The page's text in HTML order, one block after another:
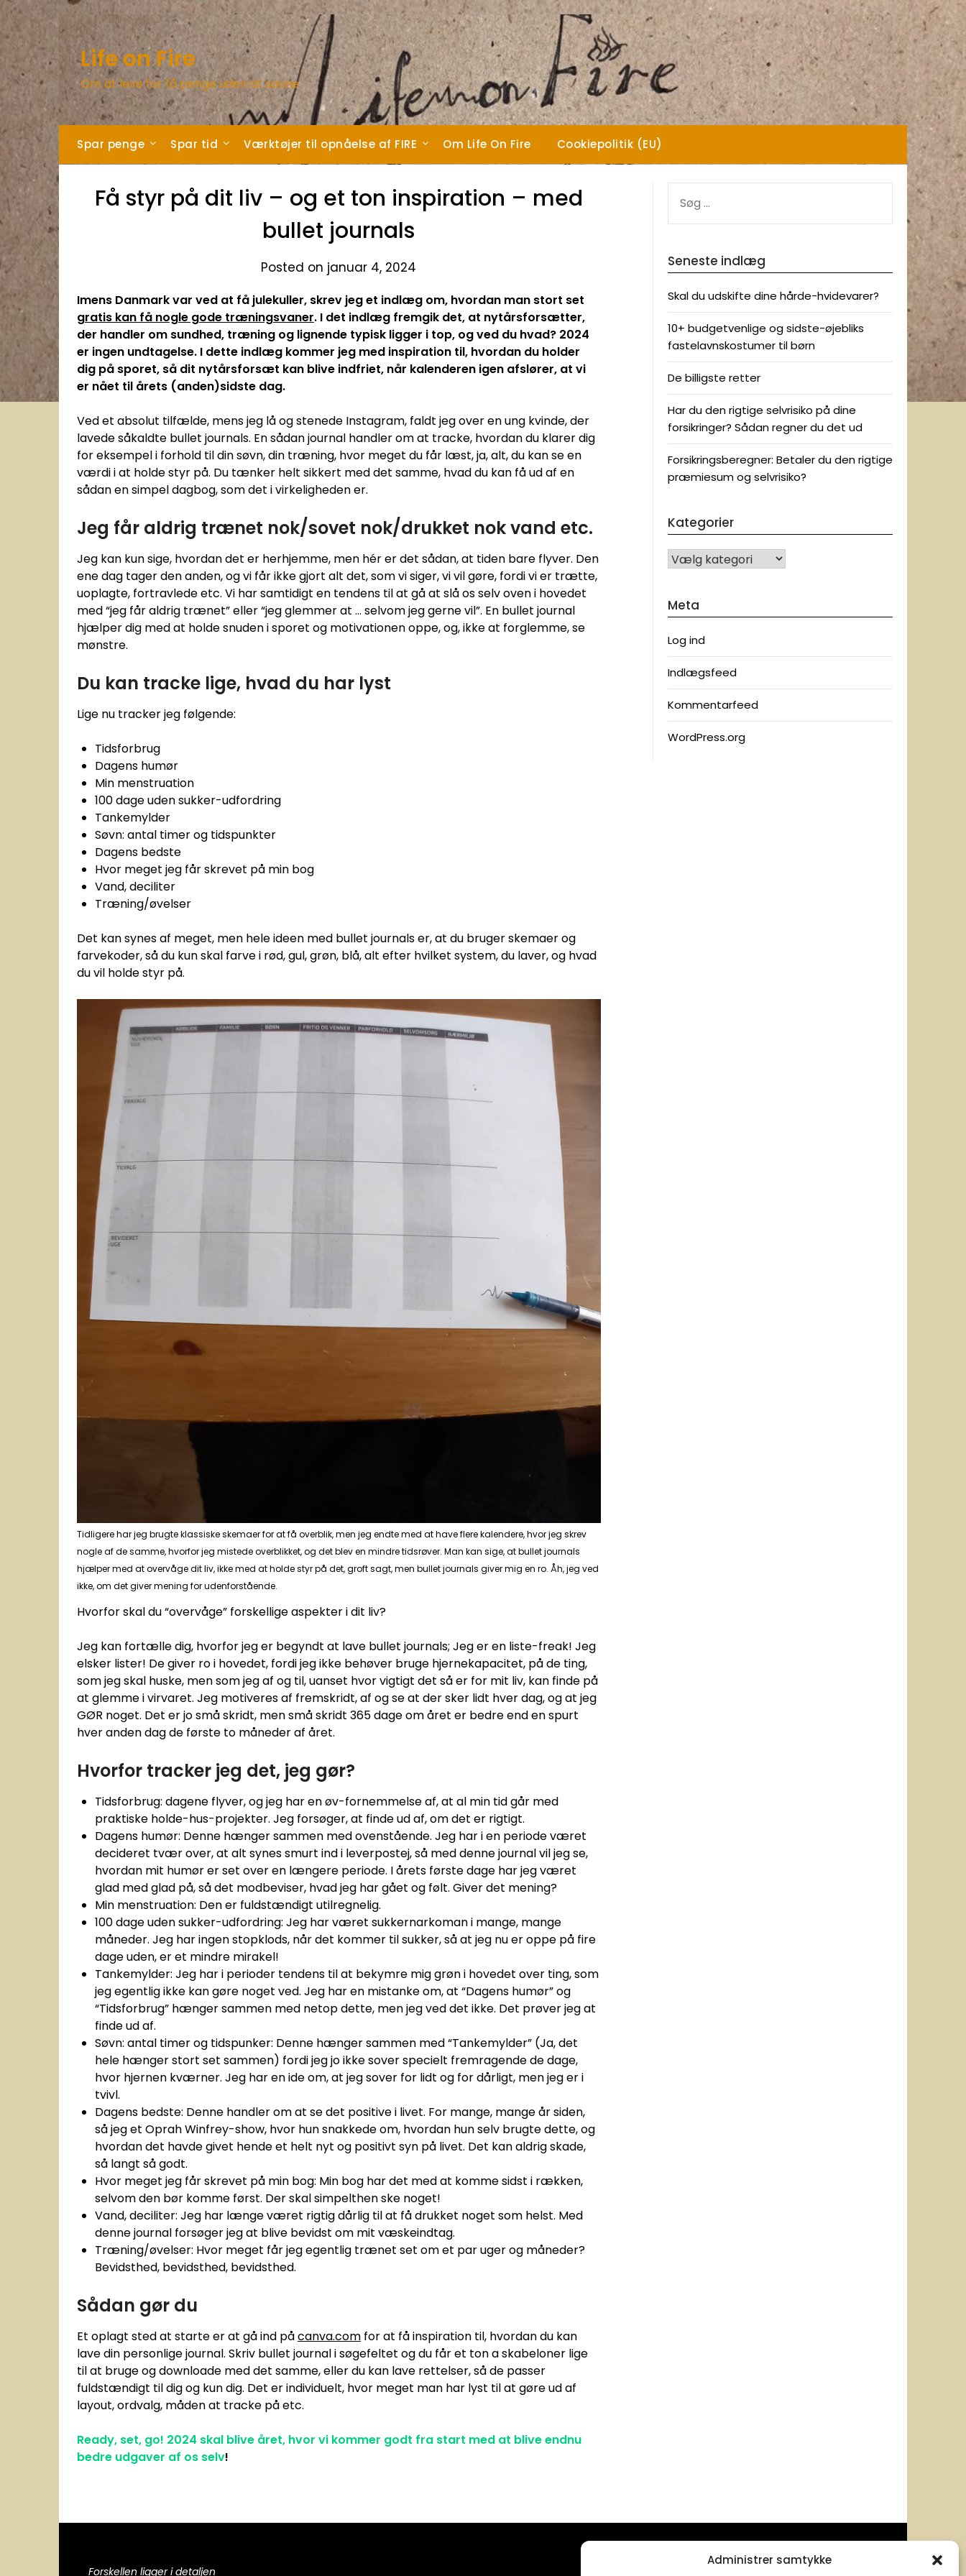
Administrer samtykke
Skip
to
content
Life on Fire
Om at leve for få penge uden at savne
Spar penge Spar tid Værktøjer til opnåelse af FIRE Om Life On Fire Cookiepolitik (EU)
Få styr på dit liv – og et ton inspiration – med
bullet journals
Posted on januar 4, 2024
Imens Danmark var ved at få julekuller, skrev jeg et indlæg om, hvordan man stort set
gratis kan få nogle gode træningsvaner. I det indlæg fremgik det, at nytårsforsætter,
der handler om sundhed, træning og lignende typisk ligger i top, og ved du hvad? 2024
er ingen undtagelse. I dette indlæg kommer jeg med inspiration til, hvordan du holder
dig på sporet, så dit nytårsforsæt kan blive indfriet, når kalenderen igen afslører, at vi
er nået til årets (anden)sidste dag.
Ved et absolut tilfælde, mens jeg lå og stenede Instagram, faldt jeg over en ung kvinde, der
lavede såkaldte bullet journals. En sådan journal handler om at tracke, hvordan du klarer dig
for eksempel i forhold til din søvn, din træning, hvor meget du får læst, ja, alt, du kan se en
værdi i at holde styr på. Du tænker helt sikkert med det samme, hvad du kan få ud af en
sådan en simpel dagbog, som det i virkeligheden er.
Jeg får aldrig trænet nok/sovet nok/drukket nok vand etc.
Jeg kan kun sige, hvordan det er herhjemme, men hér er det sådan, at tiden bare flyver. Den
ene dag tager den anden, og vi får ikke gjort alt det, som vi siger, vi vil gøre, fordi vi er trætte,
uoplagte, fortravlede etc. Vi har samtidigt en tendens til at gå at slå os selv oven i hovedet
med “jeg får aldrig trænet” eller “jeg glemmer at … selvom jeg gerne vil”. En bullet journal
hjælper dig med at holde snuden i sporet og motivationen oppe, og, ikke at forglemme, se
mønstre.
Du kan tracke lige, hvad du har lyst
Lige nu tracker jeg følgende:
Tidsforbrug
Dagens humør
Min menstruation
100 dage uden sukker-udfordring
Tankemylder
Søvn: antal timer og tidspunkter
Dagens bedste
Hvor meget jeg får skrevet på min bog
Vand, deciliter
Træning/øvelser
Det kan synes af meget, men hele ideen med bullet journals er, at du bruger skemaer og
farvekoder, så du kun skal farve i rød, gul, grøn, blå, alt efter hvilket system, du laver, og hvad
du vil holde styr på.
Tidligere har jeg brugte klassiske skemaer for at få overblik, men jeg endte med at have flere kalendere, hvor jeg skrev
nogle af de samme, hvorfor jeg mistede overblikket, og det blev en mindre tidsrøver. Man kan sige, at bullet journals
hjælper med at overvåge dit liv, ikke med at holde styr på det, groft sagt, men bullet journals giver mig en ro. Åh, jeg ved
ikke, om det giver mening for udenforstående.
Hvorfor skal du “overvåge” forskellige aspekter i dit liv?
Jeg kan fortælle dig, hvorfor jeg er begyndt at lave bullet journals; Jeg er en liste-freak! Jeg
elsker lister! De giver ro i hovedet, fordi jeg ikke behøver bruge hjernekapacitet, på de ting,
som jeg skal huske, men som jeg af og til, uanset hvor vigtigt det så er for mit liv, kan finde på
at glemme i virvaret. Jeg motiveres af fremskridt, af og se at der sker lidt hver dag, og at jeg
GØR noget. Det er jo små skridt, men små skridt 365 dage om året er bedre end en spurt
hver anden dag de første to måneder af året.
Hvorfor tracker jeg det, jeg gør?
Tidsforbrug: dagene flyver, og jeg har en øv-fornemmelse af, at al min tid går med
praktiske holde-hus-projekter. Jeg forsøger, at finde ud af, om det er rigtigt.
Dagens humør: Denne hænger sammen med ovenstående. Jeg har i en periode været
decideret tvær over, at alt synes smurt ind i leverpostej, så med denne journal vil jeg se,
hvordan mit humør er set over en længere periode. I årets første dage har jeg været
glad med glad på, så det modbeviser, hvad jeg har gået og følt. Giver det mening?
Min menstruation: Den er fuldstændigt utilregnelig.
100 dage uden sukker-udfordring: Jeg har været sukkernarkoman i mange, mange
måneder. Jeg har ingen stopklods, når det kommer til sukker, så at jeg nu er oppe på fire
dage uden, er et mindre mirakel!
Tankemylder: Jeg har i perioder tendens til at bekymre mig grøn i hovedet over ting, som
jeg egentlig ikke kan gøre noget ved. Jeg har en mistanke om, at “Dagens humør” og
“Tidsforbrug” hænger sammen med netop dette, men jeg ved det ikke. Det prøver jeg at
finde ud af.
Søvn: antal timer og tidspunker: Denne hænger sammen med “Tankemylder” (Ja, det
hele hænger stort set sammen) fordi jeg jo ikke sover specielt fremragende de dage,
hvor hjernen kværner. Jeg har en ide om, at jeg sover for lidt og for dårligt, men jeg er i
tvivl.
Dagens bedste: Denne handler om at se det positive i livet. For mange, mange år siden,
så jeg et Oprah Winfrey-show, hvor hun snakkede om, hvordan hun selv brugte dette, og
hvordan det havde givet hende et helt nyt og positivt syn på livet. Det kan aldrig skade,
så langt så godt.
Hvor meget jeg får skrevet på min bog: Min bog har det med at komme sidst i rækken,
selvom den bør komme først. Der skal simpelthen ske noget!
Vand, deciliter: Jeg har længe været rigtig dårlig til at få drukket noget som helst. Med
denne journal forsøger jeg at blive bevidst om mit væskeindtag.
Træning/øvelser: Hvor meget får jeg egentlig trænet set om et par uger og måneder?
Bevidsthed, bevidsthed, bevidsthed.
Sådan gør du
Et oplagt sted at starte er at gå ind påcanva.com for at få inspiration til, hvordan du kan
lave din personlige journal. Skriv bullet journal i søgefeltet og du får et ton a skabeloner lige
til at bruge og downloade med det samme, eller du kan lave rettelser, så de passer
fuldstændigt til dig og kun dig. Det er individuelt, hvor meget man har lyst til at gøre ud af
layout, ordvalg, måden at tracke på etc.
Ready, set, go! 2024 skal blive året, hvor vi kommer godt fra start med at blive endnu
bedre udgaver af os selv!
EFTER:
Seneste indlæg
Skal du udskifte dine hårde-hvidevarer?
10+ budgetvenlige og sidste-øjebliks
fastelavnskostumer til børn
De billigste retter
Har du den rigtige selvrisiko på dine
forsikringer? Sådan regner du det ud
Forsikringsberegner: Betaler du den rigtige
præmiesum og selvrisiko?
Kategorier
KATEGORIER
Meta
Log ind
Indlægsfeed
Kommentarfeed
WordPress.org
Forskellen ligger i detaljen